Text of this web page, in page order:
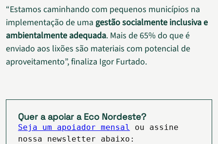
“Estamos caminhando com pequenos municípios na
implementação de uma gestão socialmente inclusiva e
ambientalmente adequada. Mais de 65% do que é
enviado aos lixões são materiais com potencial de
aproveitamento”, finaliza Igor Furtado.
Quer a apoiar a Eco Nordeste?
Seja um apoiador mensal
ou assine
nossa newsletter abaixo: